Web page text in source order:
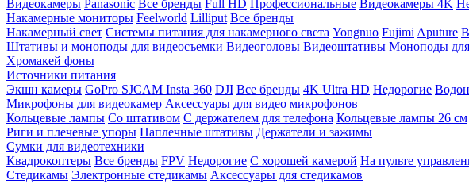
Видеокамеры Panasonic Все бренды Full HD Профессиональные Видеокамеры 4K
Накамерные мониторы Feelworld Lilliput Все бренды
Накамерный свет Системы питания для накамерного света Yongnuo Fujimi Aputure
Штативы и моноподы для видеосъемки Видеоголовы Видеоштативы Моноподы
Хромакей фоны
Источники питания
Экшн камеры GoPro SJCAM Insta 360 DJI Все бренды 4K Ultra HD Недорогие
Микрофоны для видеокамер Аксессуары для видео микрофонов
Кольцевые лампы Со штативом C держателем для телефона Кольцевые лампы 26 см
Риги и плечевые упоры Наплечные штативы Держатели и зажимы
Сумки для видеотехники
Квадрокоптеры Все бренды FPV Недорогие С хорошей камерой На пульте
Стедикамы Электронные стедикамы Аксессуары для стедикамов